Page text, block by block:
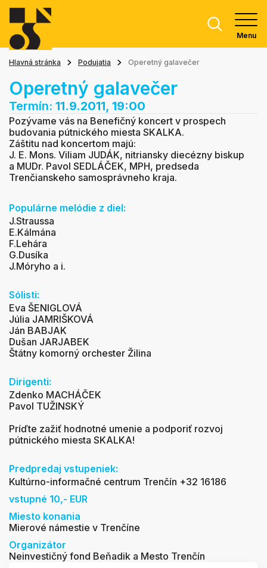
Menu
Hlavná stránka Podujatia Operetný galavečer
Operetný galavečer
Termín: 11.9.2011, 19:00
Pozývame vás na Benefičný koncert v prospech
budovania pútnického miesta SKALKA.
Záštitu nad koncertom majú:
J. E. Mons. Viliam JUDÁK, nitriansky diecézny biskup
a MUDr. Pavol SEDLÁČEK, MPH, predseda
Trenčianskeho samosprávneho kraja.
Populárne melódie z diel:
J.Straussa
E.Kálmána
F.Lehára
G.Dusíka
J.Móryho a i.
Sólisti:
Eva ŠENIGLOVÁ
Júlia JAMRIŠKOVÁ
Ján BABJAK
Dušan JARJABEK
Štátny komorný orchester Žilina
Dirigenti:
Zdenko MACHÁČEK
Pavol TUŽINSKÝ
Príďte zažiť hodnotné umenie a podporiť rozvoj
pútnického miesta SKALKA!
Predpredaj vstupeniek:
Kultúrno-informačné centrum Trenčín +32 16186
vstupné 10,- EUR
Miesto konania
Mierové námestie v Trenčíne
Organizátor
Neinvestičný fond Beňadik a Mesto Trenčín